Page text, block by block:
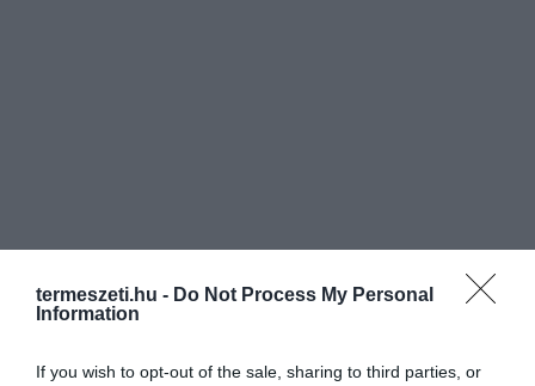
termeszeti.hu - Do Not Process My Personal
Information
If you wish to opt-out of the sale, sharing to third parties, or